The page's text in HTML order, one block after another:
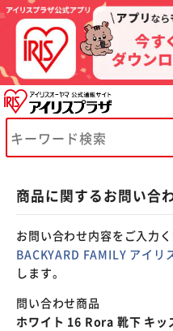
商品に関するお問い合
お問い合わせ内容をご入力く
BACKYARD FAMILY アイリ
します。
問い合わせ商品
ホワイト 16 Rora 靴下 キッ
※ご確認ください
カートに入れる